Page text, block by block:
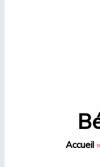
Accueil »